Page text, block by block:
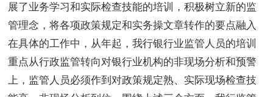
展了业务学习和实际检查技能的培训，积极树立新的监
管理念，将各项政策规定和实务操文章转作的要点融入
在具体的工作中，从年起，我行银行业监管人员的培训
重点从行政监管转向对银行业机构的非现场分析和预警
上，监管人员必须作到对政策规定熟、实际现场检查技